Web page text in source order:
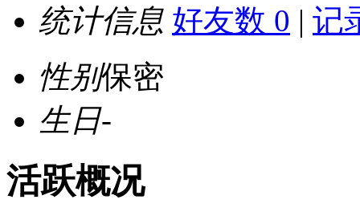
统计信息 好友数 0 | 记
性别保密
生日-
活跃概况